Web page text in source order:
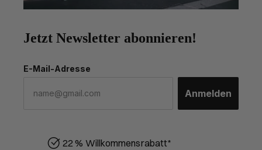
Jetzt Newsletter abonnieren!
E-Mail-Adresse
Anmelden
22 % Willkommensrabatt*